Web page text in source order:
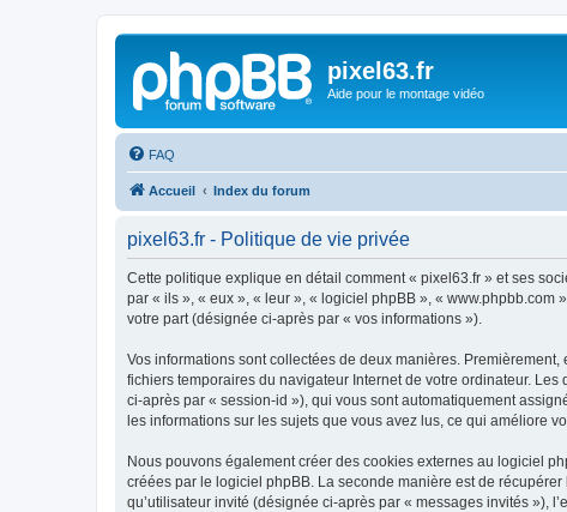
pixel63.fr
Aide pour le montage vidéo
FAQ
Accueil Index du forum
pixel63.fr - Politique de vie privée
Cette politique explique en détail comment « pixel63.fr » et ses
par « ils », « eux », « leur », « logiciel phpBB », « www.phpbb.com
votre part (désignée ci-après par « vos informations »).
Vos informations sont collectées de deux manières.
fichiers temporaires du navigateur Internet de votre ordinateur.
ci-après par « session-id »), qui vous sont automatiquement
les informations sur les sujets que vous avez lus, ce qui améliore
Nous pouvons également créer des cookies externes au logiciel
créées par le logiciel phpBB. La seconde manière est de
qu’utilisateur invité (désignée ci-après par « messages invités »),